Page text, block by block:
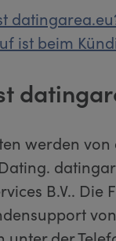
ist beim
werden
B.V..